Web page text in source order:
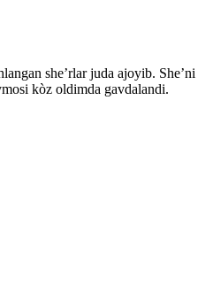
she’rlar juda ajoyib. She’ni
kòz oldimda gavdalandi.